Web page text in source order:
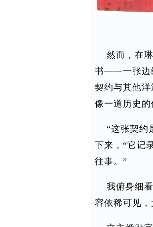
然而，在琳
书——一张边
契约与其他
像一道历史的
“这张契约
下来，“它记
往事。”
我俯身细看
容依稀可见，